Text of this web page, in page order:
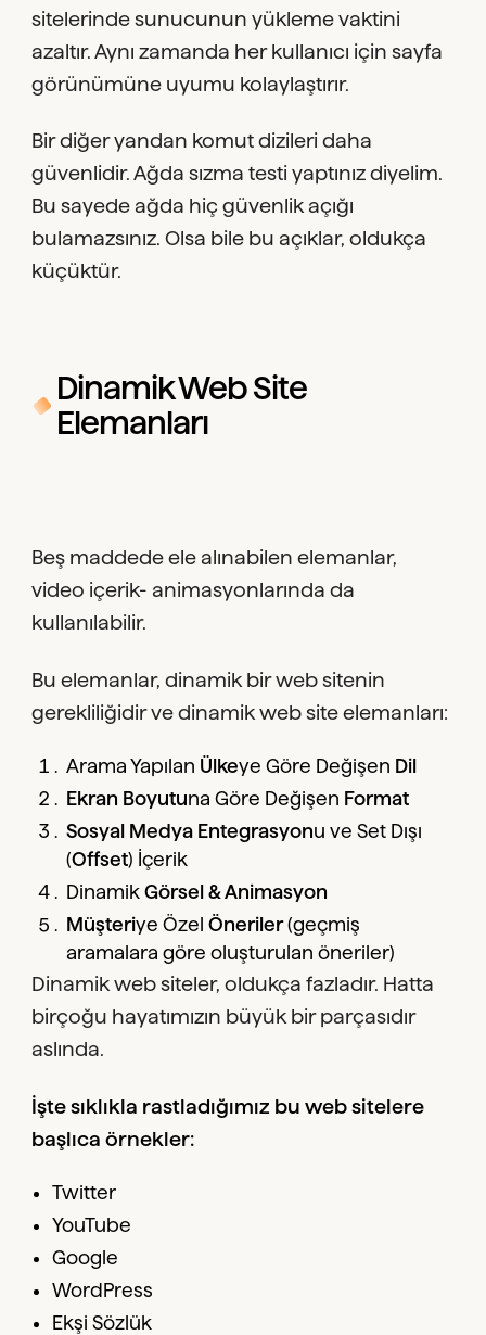
sitelerinde sunucunun yükleme vaktini
azaltır. Aynı zamanda her kullanıcı için sayfa
görünümüne uyumu kolaylaştırır.
Bir diğer yandan komut dizileri daha
güvenlidir. Ağda sızma testi yaptınız diyelim.
Bu sayede ağda hiç güvenlik açığı
bulamazsınız. Olsa bile bu açıklar, oldukça
küçüktür.
Dinamik Web Site
Elemanları
Beş maddede ele alınabilen elemanlar,
video içerik- animasyonlarında da
kullanılabilir.
Bu elemanlar, dinamik bir web sitenin
gerekliliğidir ve dinamik web site elemanları:
Arama Yapılan Ülkeye Göre Değişen Dil
Ekran Boyutuna Göre Değişen Format
Sosyal Medya Entegrasyonu ve Set Dışı
(Offset) İçerik
DinamikGörsel & Animasyon
Müşteriye ÖzelÖneriler(geçmiş
aramalara göre oluşturulan öneriler)
Dinamik web siteler, oldukça fazladır. Hatta
birçoğu hayatımızın büyük bir parçasıdır
aslında.
İşte sıklıkla rastladığımız bu web sitelere
başlıca örnekler:
Twitter
YouTube
Google
WordPress
Ekşi Sözlük